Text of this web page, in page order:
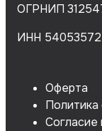
ОГРНИП
ИНН
Оферта
Политика
Согласие